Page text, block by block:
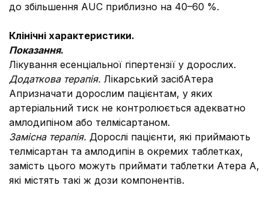
до збільшення AUC приблизно на 40–60 %.
Клінічні характеристики.
Показання.
Лікування есенціальної гіпертензії у дорослих.
Додаткова терапія. Лікарський засібАтера
Апризначати дорослим пацієнтам, у яких
артеріальний тиск не контролюється адекватно
амлодипіном або телмісартаном.
Замісна терапія. Дорослі пацієнти, які приймають
телмісартан та амлодипін в окремих таблетках,
замість цього можуть приймати таблетки Атера А,
які містять такі ж дози компонентів.